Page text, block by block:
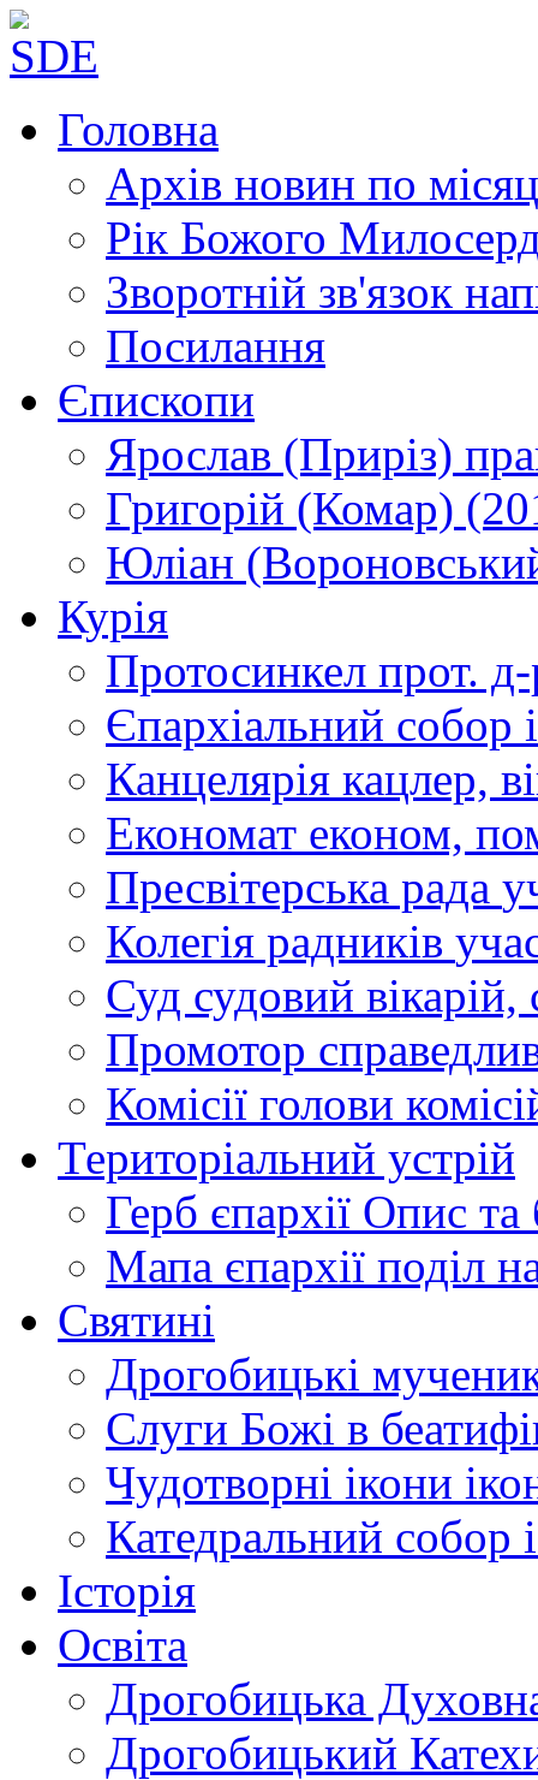
Головна
Архів новин по
Рік Божого
Зворотній зв'язок
Посилання
Єпископи
Ярослав (Приріз)
Григорій (Комар)
Юліан
Курія
Протосинкел прот.
Єпархіальний собор
Канцелярія кацлер,
Економат економ,
Пресвітерська рада
Колегія радників
Суд судовий вікарій,
Промотор
Комісії голови
Територіальний устрій
Герб єпархії Опис та
Мапа єпархії поділ
Святині
Дрогобицькі
Слуги Божі в
Чудотворні ікони
Катедральний собор
Історія
Освіта
Дрогобицька
Дрогобицький